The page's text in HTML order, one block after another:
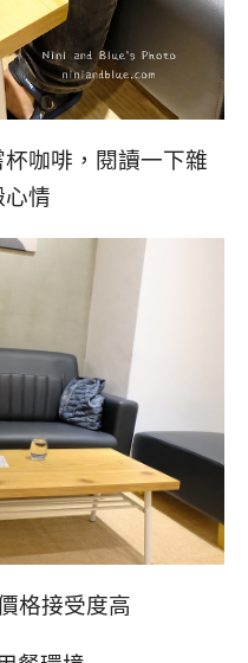
咖啡，閱讀一下雜
心情
格接受度高